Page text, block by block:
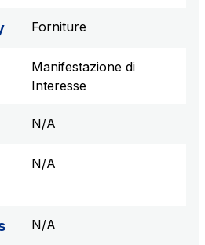
and property management
Forniture
Manifestazione di
Interesse
N/A
N/A
N/A